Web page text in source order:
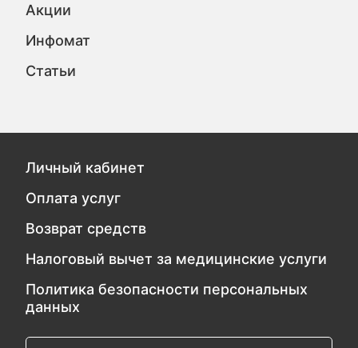
Акции
Инфомат
Статьи
Личный кабинет
Оплата услуг
Возврат средств
Налоговый вычет за медицинские услуги
Политика безопасности персональных
данных